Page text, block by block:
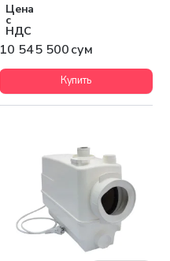
Цена
с
НДС
10 545 500 сум
Купить